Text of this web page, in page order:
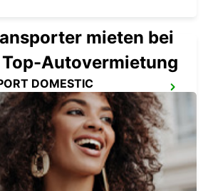
DOMESTIC
mieten bei
Autovermietung